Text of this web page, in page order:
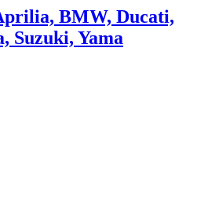
BMW, Ducati,
Suzuki, Yama